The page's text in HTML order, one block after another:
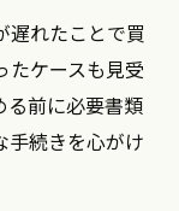
遅れたことで買
たケースも見受
る前に必要書類
手続きを心がけ